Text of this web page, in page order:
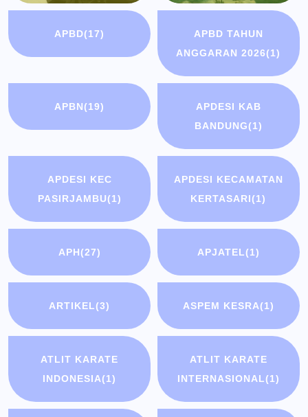
APBD(17)
APBD TAHUN
ANGGARAN 2026(1)
APBN(19)
APDESI KAB
BANDUNG(1)
APDESI KEC
PASIRJAMBU(1)
APDESI KECAMATAN
KERTASARI(1)
APH(27) APJATEL(1)
ARTIKEL(3) ASPEM KESRA(1)
ATLIT KARATE
INDONESIA(1)
ATLIT KARATE
INTERNASIONAL(1)